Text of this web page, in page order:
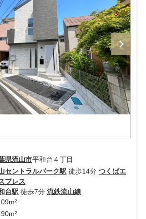
県流山市平和台４丁目
セントラルパーク駅 徒歩14分 つくばエ
プレス
台駅 徒歩7分 流鉄流山線